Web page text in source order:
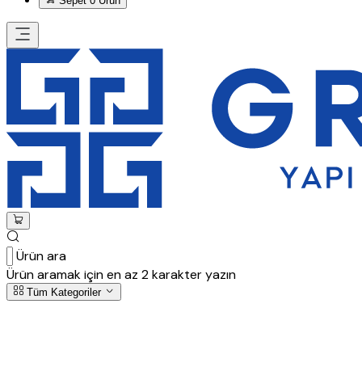
Ürün ara
Ürün aramak için en az 2 karakter yazın
Tüm Kategoriler